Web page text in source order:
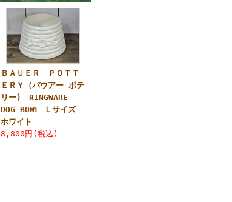
ＢＡＵＥＲ ＰＯＴＴ
ＥＲＹ（バウアー ポテ
リー) RINGWARE
DOG BOWL Ｌサイズ
ホワイト
8,800円(税込)